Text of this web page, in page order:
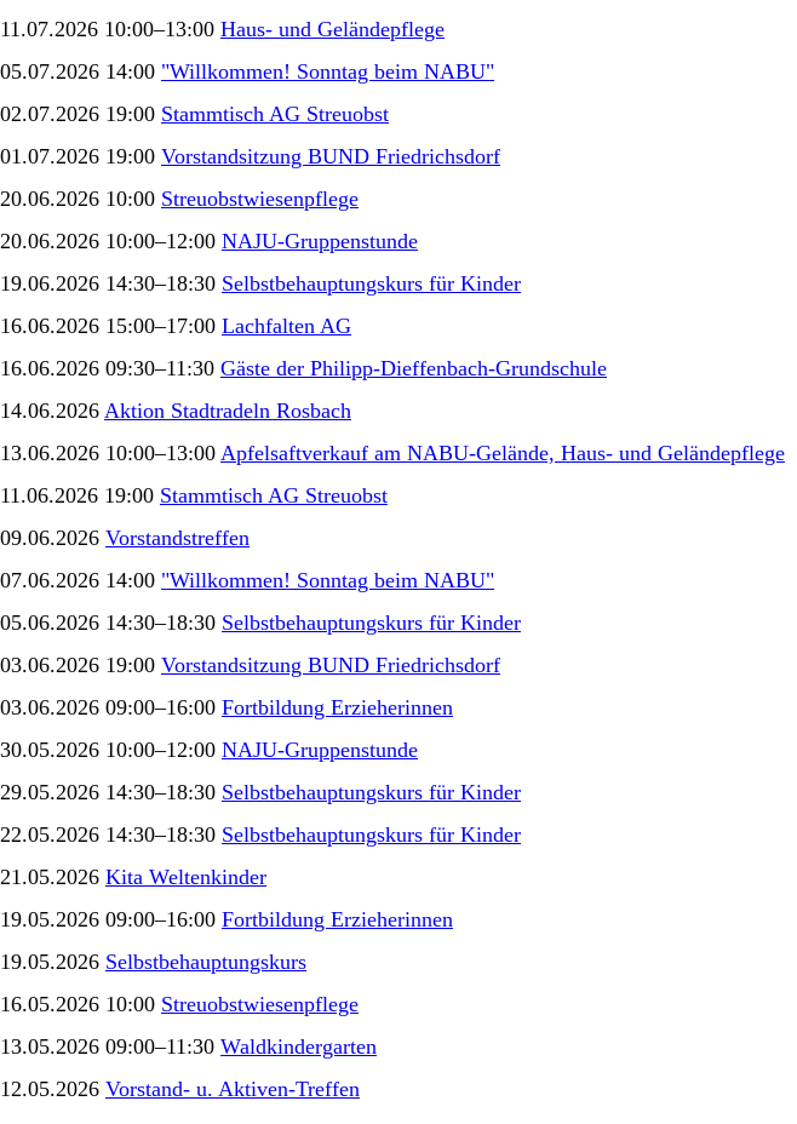
11.07.2026 10:00–13:00 Haus- und Geländepflege
05.07.2026 14:00 "Willkommen! Sonntag beim NABU"
02.07.2026 19:00 Stammtisch AG Streuobst
01.07.2026 19:00 Vorstandsitzung BUND Friedrichsdorf
20.06.2026 10:00 Streuobstwiesenpflege
20.06.2026 10:00–12:00 NAJU-Gruppenstunde
19.06.2026 14:30–18:30 Selbstbehauptungskurs für Kinder
16.06.2026 15:00–17:00 Lachfalten AG
16.06.2026 09:30–11:30 Gäste der Philipp-Dieffenbach-Grundschule
14.06.2026 Aktion Stadtradeln Rosbach
13.06.2026 10:00–13:00 Apfelsaftverkauf am NABU-Gelände, Haus- und Geländepflege
11.06.2026 19:00 Stammtisch AG Streuobst
09.06.2026 Vorstandstreffen
07.06.2026 14:00 "Willkommen! Sonntag beim NABU"
05.06.2026 14:30–18:30 Selbstbehauptungskurs für Kinder
03.06.2026 19:00 Vorstandsitzung BUND Friedrichsdorf
03.06.2026 09:00–16:00 Fortbildung Erzieherinnen
30.05.2026 10:00–12:00 NAJU-Gruppenstunde
29.05.2026 14:30–18:30 Selbstbehauptungskurs für Kinder
22.05.2026 14:30–18:30 Selbstbehauptungskurs für Kinder
21.05.2026 Kita Weltenkinder
19.05.2026 09:00–16:00 Fortbildung Erzieherinnen
19.05.2026 Selbstbehauptungskurs
16.05.2026 10:00 Streuobstwiesenpflege
13.05.2026 09:00–11:30 Waldkindergarten
12.05.2026 Vorstand- u. Aktiven-Treffen